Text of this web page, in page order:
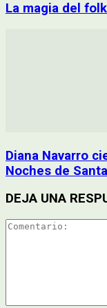
La magia del
Diana Navarro
Noches de
DEJA UNA